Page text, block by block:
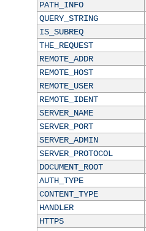
PATH_INFO
QUERY_STRING
IS_SUBREQ
THE_REQUEST
REMOTE_ADDR
REMOTE_HOST
REMOTE_USER
REMOTE_IDENT
SERVER_NAME
SERVER_PORT
SERVER_ADMIN
SERVER_PROTOCOL
DOCUMENT_ROOT
AUTH_TYPE
CONTENT_TYPE
HANDLER
HTTPS